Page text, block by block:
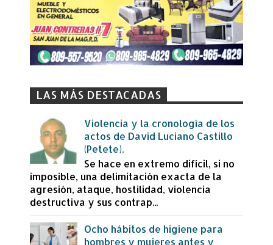
LAS MÁS DESTACADAS
Violencia y la cronología de los
actos de David Luciano Castillo
(Petete).
Se hace en extremo difícil, si no
imposible, una delimitación exacta de la
agresión, ataque, hostilidad, violencia
destructiva y sus contrap...
Ocho hábitos de higiene para
hombres y mujeres antes y